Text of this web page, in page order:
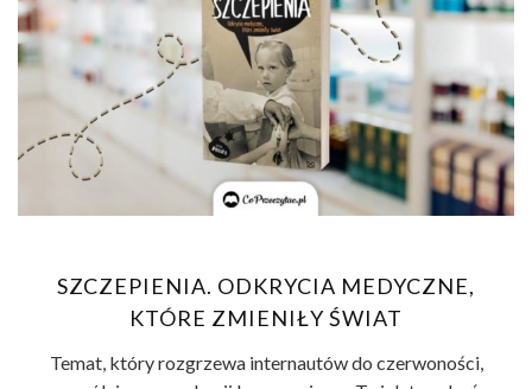
SZCZEPIENIA. ODKRYCIA MEDYCZNE,
KTÓRE ZMIENIŁY ŚWIAT
Temat, który rozgrzewa internautów do czerwoności,